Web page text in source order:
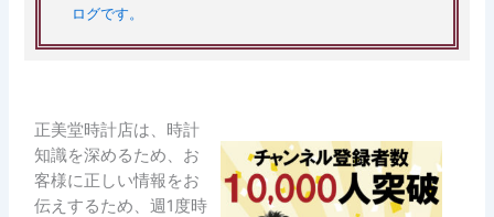
ログです。
正美堂時計店は、時計
知識を深めるため、お
客様に正しい情報をお
伝えするため、週1度時